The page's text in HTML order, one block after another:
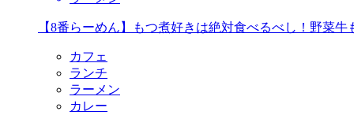
【8番らーめん】もつ煮好きは絶対食べるべし！野菜
カフェ
ランチ
ラーメン
カレー